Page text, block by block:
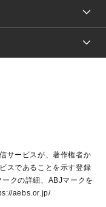
サービスが、著作権者か
スであることを示す登録
クの詳細、ABJマークを
aebs.or.jp/